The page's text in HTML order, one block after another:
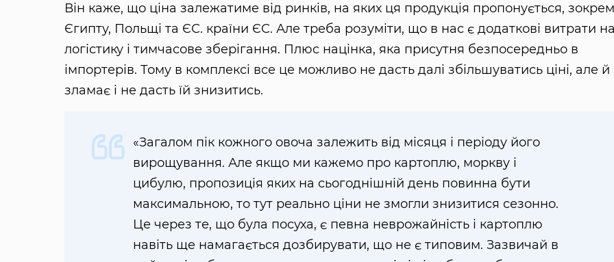
Він каже, що ціна залежатиме від ринків, на яких ця продукція пропонується,
Єгипту, Польщі та ЄС. країни ЄС. Але треба розуміти, що в нас є додаткові витрати
логістику і тимчасове зберігання. Плюс націнка, яка присутня безпосередньо в
імпортерів. Тому в комплексі все це можливо не дасть далі збільшуватись ціні, але й
зламає і не дасть їй знизитись.
«Загалом пік кожного овоча залежить від місяця і періоду його
вирощування. Але якщо ми кажемо про картоплю, моркву і
цибулю, пропозиція яких на сьогоднішній день повинна бути
максимальною, то тут реально ціни не змогли знизитися сезонно.
Це через те, що була посуха, є певна неврожайність і картоплю
навіть ще намагається дозбирувати, що не є типовим. Зазвичай в